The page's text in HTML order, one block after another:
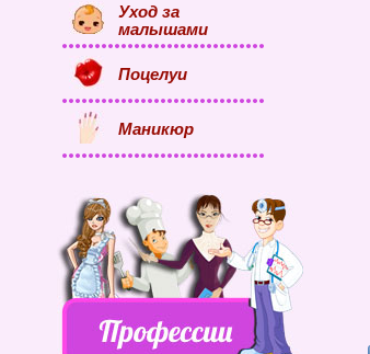
Уход за
малышами
Поцелуи
Маникюр